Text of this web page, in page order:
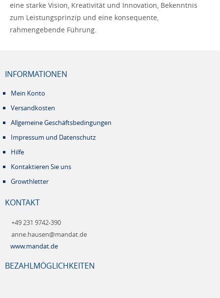
eine starke Vision, Kreativität und Innovation, Bekenntnis
zum Leistungsprinzip und eine konsequente,
rahmengebende Führung.
INFORMATIONEN
Mein Konto
Versandkosten
Allgemeine Geschäftsbedingungen
Impressum und Datenschutz
Hilfe
Kontaktieren Sie uns
Growthletter
KONTAKT
+49 231 9742-390
anne.hausen@mandat.de
www.mandat.de
BEZAHLMÖGLICHKEITEN